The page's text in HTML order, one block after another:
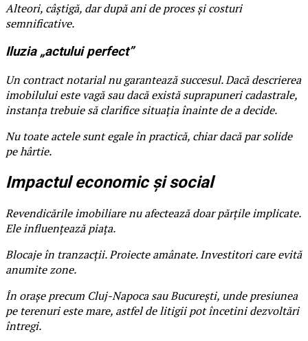
Alteori, câștigă, dar după ani de proces și costuri
semnificative.
Iluzia „actului perfect”
Un contract notarial nu garantează succesul. Dacă descrierea
imobilului este vagă sau dacă există suprapuneri cadastrale,
instanța trebuie să clarifice situația înainte de a decide.
Nu toate actele sunt egale în practică, chiar dacă par solide
pe hârtie.
Impactul economic și social
Revendicările imobiliare nu afectează doar părțile implicate.
Ele influențează piața.
Blocaje în tranzacții. Proiecte amânate. Investitori care evită
anumite zone.
În orașe precum Cluj-Napoca sau București, unde presiunea
pe terenuri este mare, astfel de litigii pot încetini dezvoltări
întregi.